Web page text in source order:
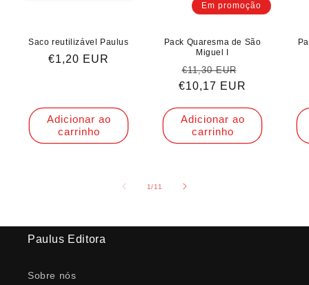
Saco reutilizável Paulus
Preço
€1,20 EUR
Adicionar ao
carrinho
Em promoção
Pack Quaresma de São
Miguel I
Preço
normal
€11,30 EUR
de
€10,17 EUR
Adicionar ao
carrinho
1/de
11
Paulus Editora
Sobre nós